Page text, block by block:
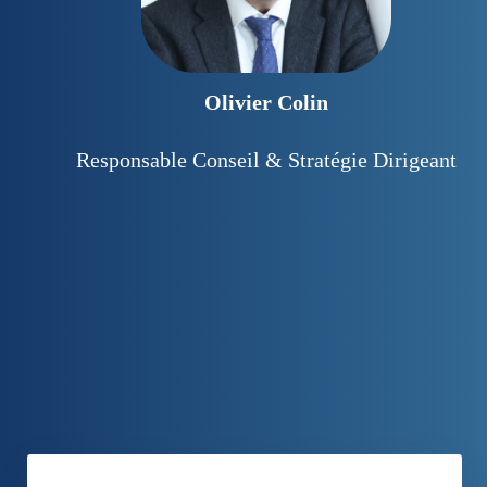
Olivier Colin
Responsable Conseil & Stratégie Dirigeant